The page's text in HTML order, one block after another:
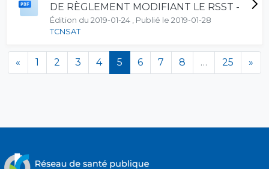
DE RÈGLEMENT MODIFIANT LE RSST -
Édition du 2019-01-24 , Publié le 2019-01-28
TCNSAT
« 1 2 3 4 5 (en cours)
6 7 8 … 25 »